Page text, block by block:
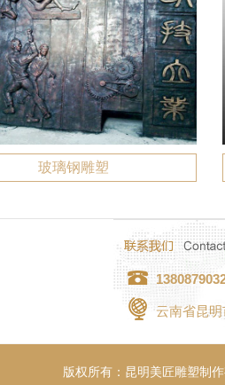
玻璃钢雕塑
云南省昆
版权所有：昆明美匠雕塑制